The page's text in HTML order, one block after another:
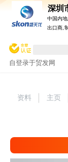
深圳
中国内
出口商,
自登录于贸发网
资料 主页